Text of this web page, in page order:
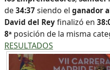
de 34:37siendo el ganador
David del Rey finalizó en
8ªposición de la misma
RESULTADOS